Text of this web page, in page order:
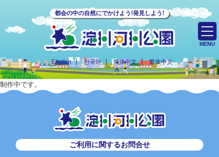
都会の中の自然にでかけよう!発見しよう!
English 한국어 简体中文 繁体中文
MENU
制作中です。
ご利用に関するお問合せ